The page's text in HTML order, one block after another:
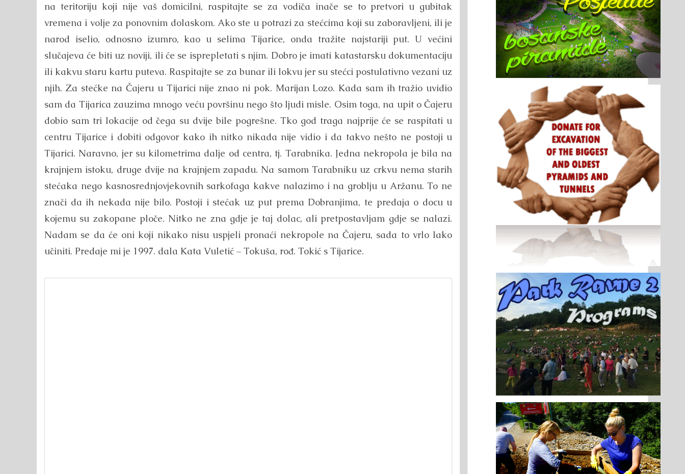
na teritoriju koji nije vaš domicilni, raspitajte se za vodiča inače se to pretvori u gubitak
vremena i volje za ponovnim dolaskom. Ako ste u potrazi za stećcima koji su zaboravljeni, ili je
narod iselio, odnosno izumro, kao u selima Tijarice, onda tražite najstariji put. U većini
slučajeva će biti uz noviji, ili će se isprepletati s njim. Dobro je imati katastarsku dokumentaciju
ili kakvu staru kartu puteva. Raspitajte se za bunar ili lokvu jer su stećci postulativno vezani uz
njih. Za stećke na Čajeru u Tijarici nije znao ni pok. Marijan Lozo. Kada sam ih tražio uvidio
sam da Tijarica zauzima mnogo veću površinu nego što ljudi misle. Osim toga, na upit o Čajeru
dobio sam tri lokacije od čega su dvije bile pogrešne. Tko god traga najprije će se raspitati u
centru Tijarice i dobiti odgovor kako ih nitko nikada nije vidio i da takvo nešto ne postoji u
Tijarici. Naravno, jer su kilometrima dalje od centra, tj. Tarabnika. Jedna nekropola je bila na
krajnjem istoku, druge dvije na krajnjem zapadu. Na samom Tarabniku uz crkvu nema starih
stećaka nego kasnosrednjovjekovnih sarkofaga kakve nalazimo i na groblju u Aržanu. To ne
znači da ih nekada nije bilo. Postoji i stećak uz put prema Dobranjima, te predaja o docu u
kojemu su zakopane ploče. Nitko ne zna gdje je taj dolac, ali pretpostavljam gdje se nalazi.
Nadam se da će oni koji nikako nisu uspjeli pronaći nekropole na Čajeru, sada to vrlo lako
učiniti. Predaje mi je 1997. dala Kata Vuletić – Tokuša, rođ. Tokić s Tijarice.